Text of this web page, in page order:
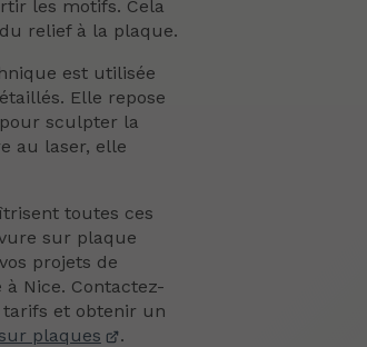
les motifs. Cela
relief à la plaque.
est utilisée
Elle repose
sculpter la
au laser, elle
toutes ces
sur plaque
projets de
Nice. Contactez-
et obtenir un
plaques
.